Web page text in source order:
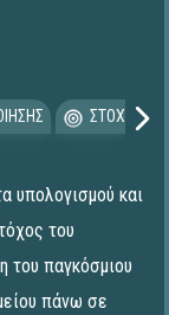
υπολογισμού και
του
του παγκόσμιου
πάνω σε